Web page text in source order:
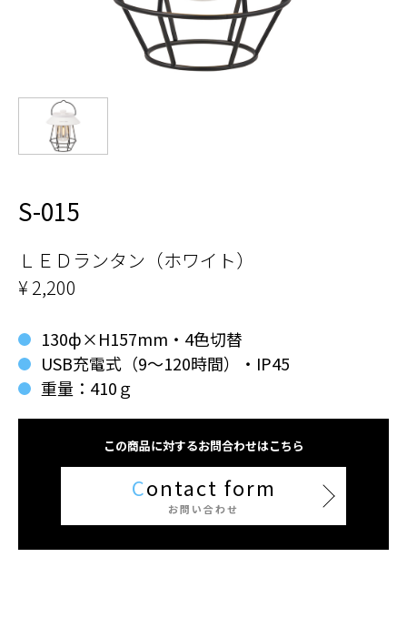
S-015
ＬＥＤランタン（ホワイト）
¥ 2,200
130ф×H157mm・4色切替
USB充電式（9～120時間）・IP45
重量：410ｇ
この商品に対するお問合わせはこちら
Contact form
お問い合わせ